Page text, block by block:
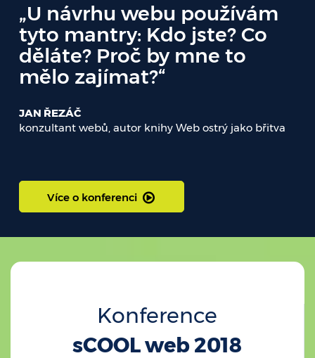
„U návrhu webu používám
tyto mantry: Kdo jste? Co
děláte? Proč by mne to
mělo zajímat?“
JAN ŘEZÁČ
konzultant webů, autor knihy Web ostrý jako břitva
Více o konferenci
Konference
sCOOL web 2018